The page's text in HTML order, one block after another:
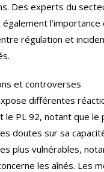
Des experts du
l’importance
régulation et
et controverses
différentes
le PL 92, notant que le
doutes sur sa
plus vulnérables,
les aînés. Les